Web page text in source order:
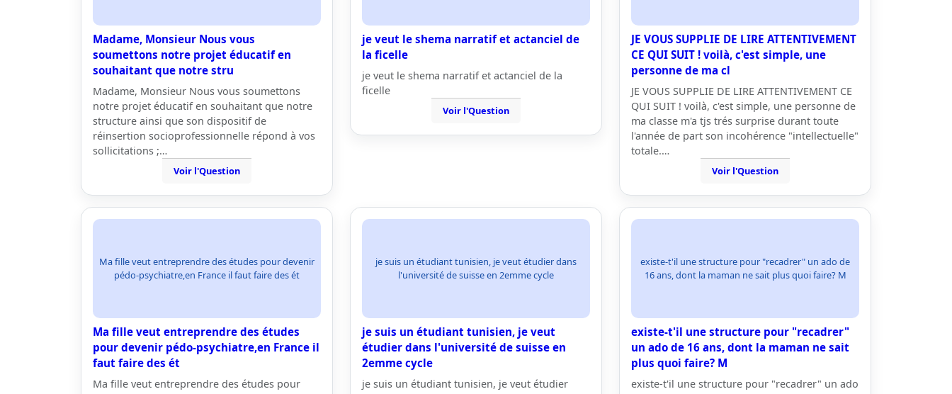
Madame, Monsieur Nous vous
soumettons notre projet éducatif en
souhaitant que notre stru
Madame, Monsieur Nous vous soumettons
notre projet éducatif en souhaitant que notre
structure ainsi que son dispositif de
réinsertion socioprofessionnelle répond à vos
sollicitations ;…
Voir l'Question
je veut le shema narratif et actanciel de
la ficelle
je veut le shema narratif et actanciel de la
ficelle
Voir l'Question
JE VOUS SUPPLIE DE LIRE ATTENTIVEMENT
CE QUI SUIT ! voilà, c'est simple, une
personne de ma cl
JE VOUS SUPPLIE DE LIRE ATTENTIVEMENT CE
QUI SUIT ! voilà, c'est simple, une personne de
ma classe m'a tjs trés surprise durant toute
l'année de part son incohérence "intellectuelle"
totale.…
Voir l'Question
Ma fille veut entreprendre des études pour devenir
pédo-psychiatre,en France il faut faire des ét
Ma fille veut entreprendre des études
pour devenir pédo-psychiatre,en France il
faut faire des ét
Ma fille veut entreprendre des études pour
je suis un étudiant tunisien, je veut étudier dans
l'université de suisse en 2emme cycle
je suis un étudiant tunisien, je veut
étudier dans l'université de suisse en
2emme cycle
je suis un étudiant tunisien, je veut étudier
existe-t'il une structure pour "recadrer" un ado de
16 ans, dont la maman ne sait plus quoi faire? M
existe-t'il une structure pour "recadrer"
un ado de 16 ans, dont la maman ne sait
plus quoi faire? M
existe-t'il une structure pour "recadrer" un ado